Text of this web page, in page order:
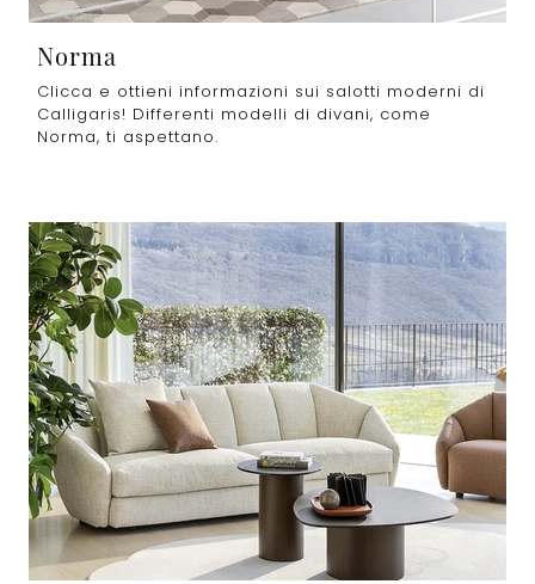
Norma
Clicca e ottieni informazioni sui salotti moderni di
Calligaris! Differenti modelli di divani, come
Norma, ti aspettano.